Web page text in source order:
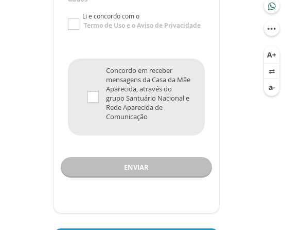
Li e concordo com o
Termo de Usoe oAviso de Privacidade
Concordo em receber
mensagens da Casa da Mãe
Aparecida, através do
grupo Santuário Nacional e
Rede Aparecida de
Comunicação
ENVIAR